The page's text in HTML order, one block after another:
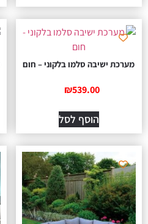
מערכת ישיבה סלמו בלקוני – חום
₪539.00
הוסף לסל